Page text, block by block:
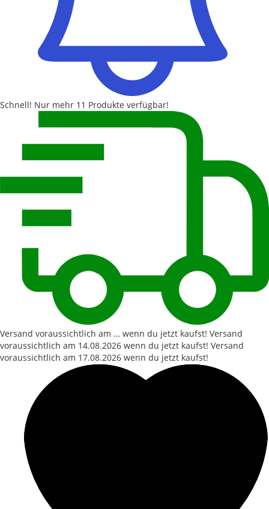
Schnell! Nur mehr 11 Produkte verfügbar!
Versand voraussichtlich am … wenn du jetzt kaufst! Versand
voraussichtlich am 14.08.2026 wenn du jetzt kaufst! Versand
voraussichtlich am 17.08.2026 wenn du jetzt kaufst!